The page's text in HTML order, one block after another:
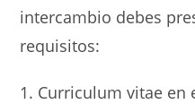
intercambio debes
requisitos:
Curriculum vitae en